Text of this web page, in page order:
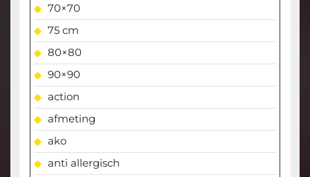
70×70
75 cm
80×80
90×90
action
afmeting
ako
anti allergisch